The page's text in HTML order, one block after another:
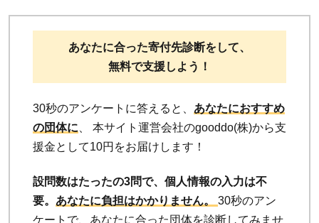
あなたに合った寄付先診断をして、
無料で支援しよう！
30秒のアンケートに答えると、 あなたにおすすめ
の団体に 、 本サイト運営会社のgooddo(株)から支
援金として10円をお届けします！
設問数はたったの3問で、個人情報の入力は不
要。 あなたに負担はかかりません。 30秒のアン
ケートで、あなたに合った団体を診断してみませ